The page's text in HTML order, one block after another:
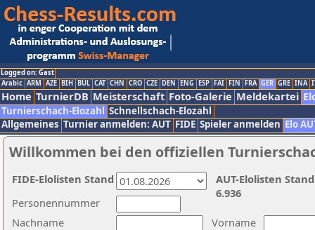
Logged on: Gast
Arabic ARM AZE BIH BUL CAT CHN CRO CZE DEN ENG ESP FAI FIN FRA GER GRE INA
Home TurnierDB Meisterschaft Foto-Galerie Meldekartei
Turnierschach-Elozahl Schnellschach-Elozahl
Allgemeines Turnier anmelden: AUT FIDE Spieler anmelden Elo
Willkommen bei den offiziellen
Nachname
Vorname
Personennummer
AUT-Elolisten
6.936
FIDE-Elolisten Stand